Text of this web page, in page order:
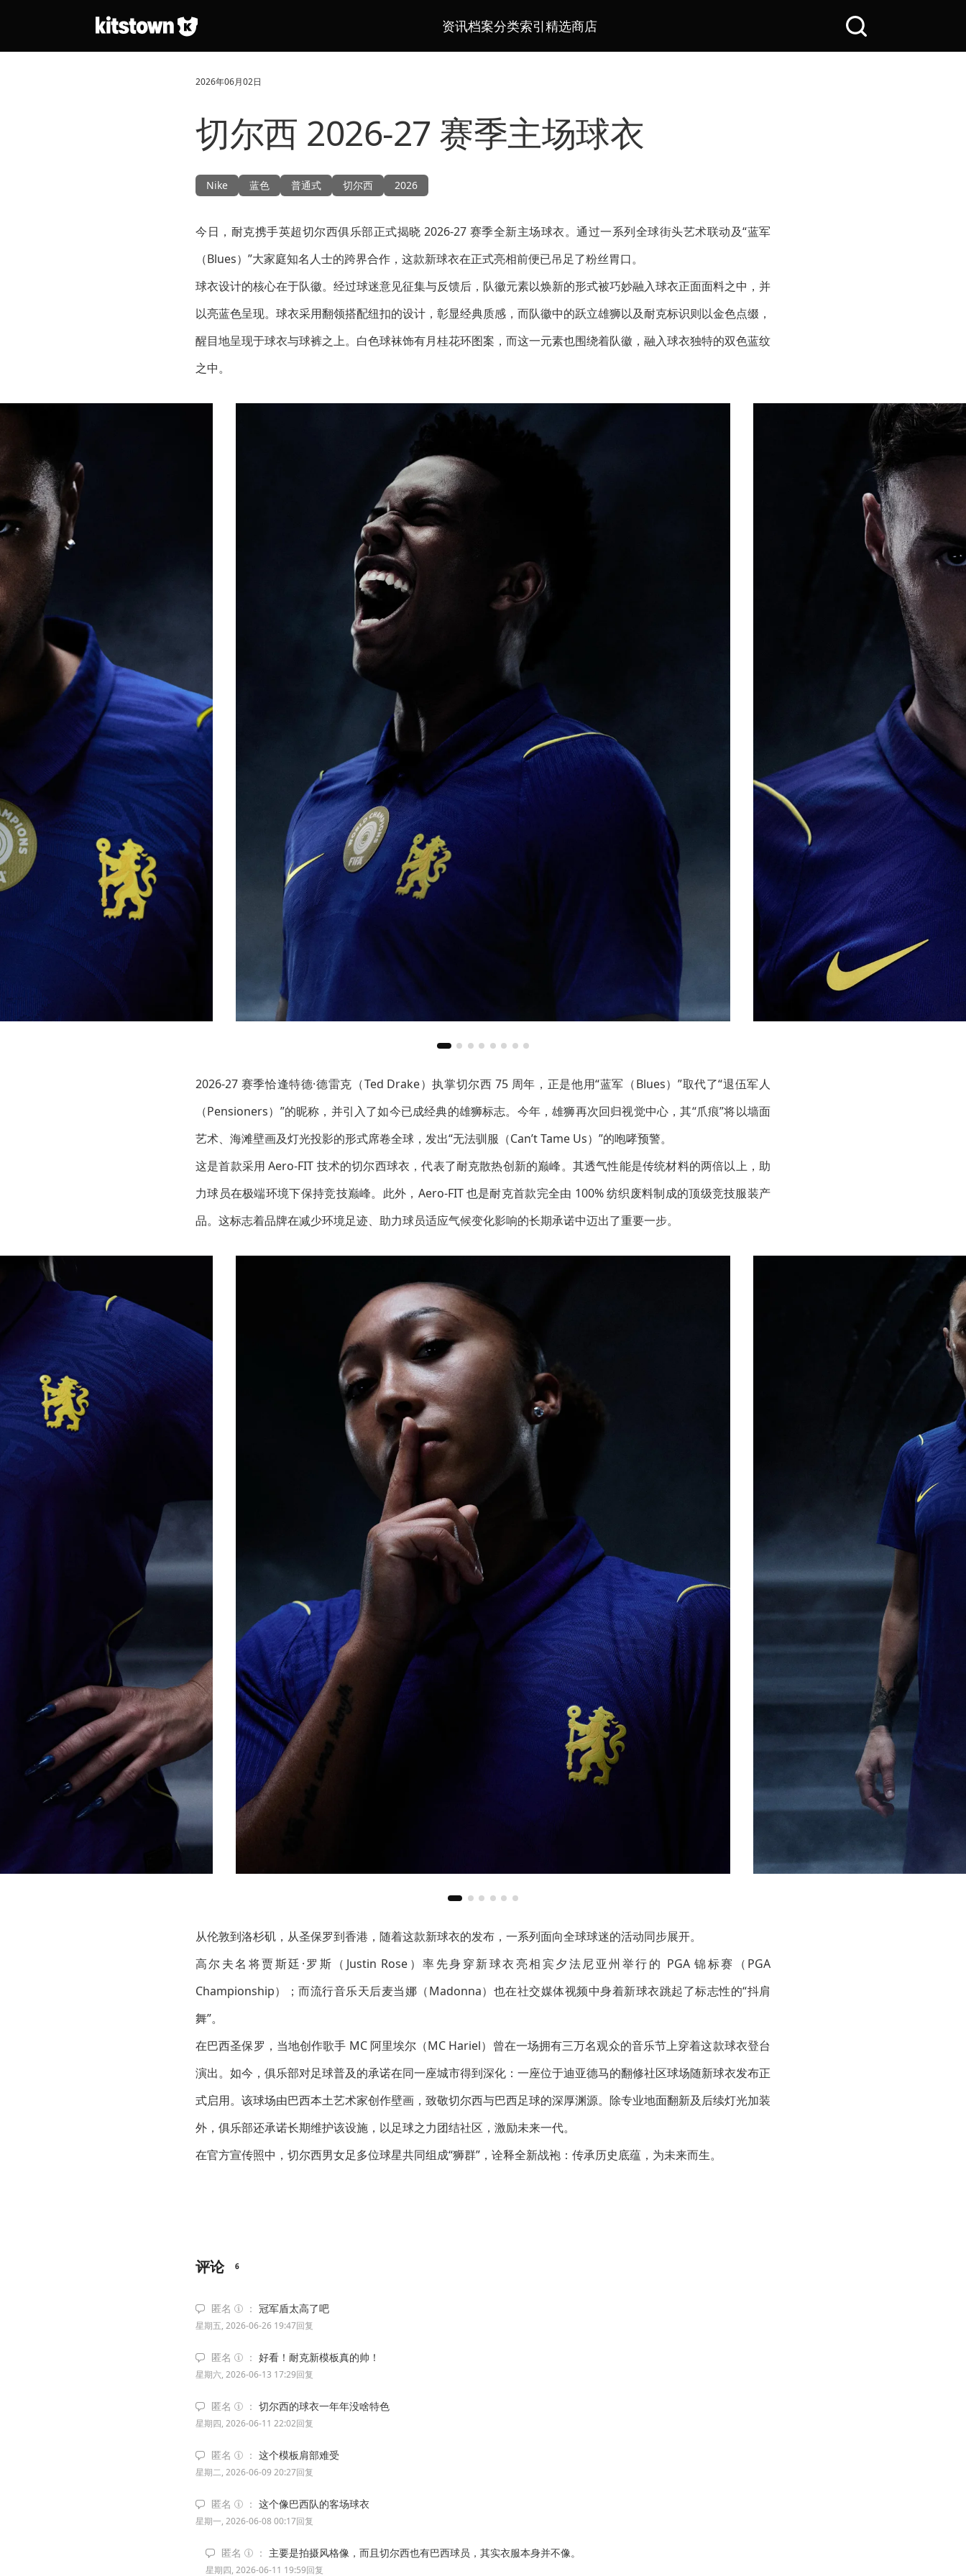
资讯档案分类索引精选商店
搜
2026年06月02日
切尔西 2026-27 赛季主场球衣
Nike 蓝色 普通式 切尔西 2026
今日，耐克携手英超切尔西俱乐部正式揭晓 2026-27 赛季全新主场球衣。通过一系列全球街头艺术联动及“蓝军
（Blues）”大家庭知名人士的跨界合作，这款新球衣在正式亮相前便已吊足了粉丝胃口。
球衣设计的核心在于队徽。经过球迷意见征集与反馈后，队徽元素以焕新的形式被巧妙融入球衣正面面料之中，并
以亮蓝色呈现。球衣采用翻领搭配纽扣的设计，彰显经典质感，而队徽中的跃立雄狮以及耐克标识则以金色点缀，
醒目地呈现于球衣与球裤之上。白色球袜饰有月桂花环图案，而这一元素也围绕着队徽，融入球衣独特的双色蓝纹
之中。
2026-27 赛季恰逢特德·德雷克（Ted Drake）执掌切尔西 75 周年，正是他用“蓝军（Blues）”取代了“退伍军人
（Pensioners）”的昵称，并引入了如今已成经典的雄狮标志。今年，雄狮再次回归视觉中心，其“爪痕”将以墙面
艺术、海滩壁画及灯光投影的形式席卷全球，发出“无法驯服（Can’t Tame Us）”的咆哮预警。
这是首款采用 Aero-FIT 技术的切尔西球衣，代表了耐克散热创新的巅峰。其透气性能是传统材料的两倍以上，助
力球员在极端环境下保持竞技巅峰。此外，Aero-FIT 也是耐克首款完全由 100% 纺织废料制成的顶级竞技服装产
品。这标志着品牌在减少环境足迹、助力球员适应气候变化影响的长期承诺中迈出了重要一步。
从伦敦到洛杉矶，从圣保罗到香港，随着这款新球衣的发布，一系列面向全球球迷的活动同步展开。
高尔夫名将贾斯廷·罗斯（Justin Rose）率先身穿新球衣亮相宾夕法尼亚州举行的 PGA 锦标赛（PGA
Championship）；而流行音乐天后麦当娜（Madonna）也在社交媒体视频中身着新球衣跳起了标志性的“抖肩
舞”。
在巴西圣保罗，当地创作歌手 MC 阿里埃尔（MC Hariel）曾在一场拥有三万名观众的音乐节上穿着这款球衣登台
演出。如今，俱乐部对足球普及的承诺在同一座城市得到深化：一座位于迪亚德马的翻修社区球场随新球衣发布正
式启用。该球场由巴西本土艺术家创作壁画，致敬切尔西与巴西足球的深厚渊源。除专业地面翻新及后续灯光加装
外，俱乐部还承诺长期维护该设施，以足球之力团结社区，激励未来一代。
在官方宣传照中，切尔西男女足多位球星共同组成“狮群”，诠释全新战袍：传承历史底蕴，为未来而生。
评论 6
匿名 冠军盾太高了吧
星期五, 2026-06-26 19:47回复
匿名 好看！耐克新模板真的帅！
星期六, 2026-06-13 17:29回复
匿名 切尔西的球衣一年年没啥特色
星期四, 2026-06-11 22:02回复
匿名 这个模板肩部难受
星期二, 2026-06-09 20:27回复
匿名 这个像巴西队的客场球衣
星期一, 2026-06-08 00:17回复
匿名 主要是拍摄风格像，而且切尔西也有巴西球员，其实衣服本身并不像。
星期四, 2026-06-11 19:59回复